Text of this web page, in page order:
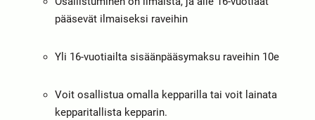
pääsevät ilmaiseksi raveihin
Yli 16-vuotiailta sisäänpääsymaksu raveihin 10e
Voit osallistua omalla kepparilla tai voit lainata
kepparitallista kepparin.